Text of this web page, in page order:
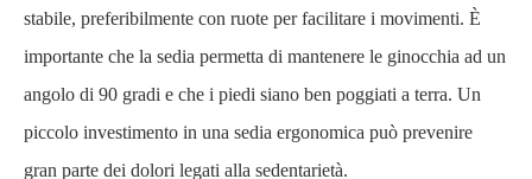
stabile, preferibilmente con ruote per facilitare i movimenti. È
importante che la sedia permetta di mantenere le ginocchia ad un
angolo di 90 gradi e che i piedi siano ben poggiati a terra. Un
piccolo investimento in una sedia ergonomica può prevenire
gran parte dei dolori legati alla sedentarietà.